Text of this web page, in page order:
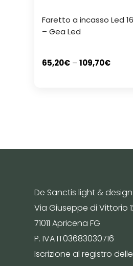
Faretto a incasso Led
– Gea Led
65,20€ – 109,70€
De Sanctis light &
Via Giuseppe di Vittorio
71011 Apricena FG
P. IVA IT03683030716
Iscrizione al registro